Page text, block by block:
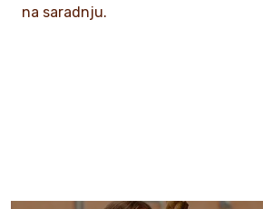
na saradnju.